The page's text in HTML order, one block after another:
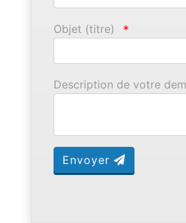
Objet (titre) *
Description de votre
Envoyer